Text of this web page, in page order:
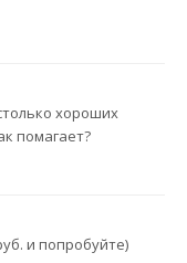
хороших
помагает?
и попробуйте)